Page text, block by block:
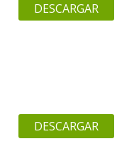
DESCARGAR
DESCARGAR